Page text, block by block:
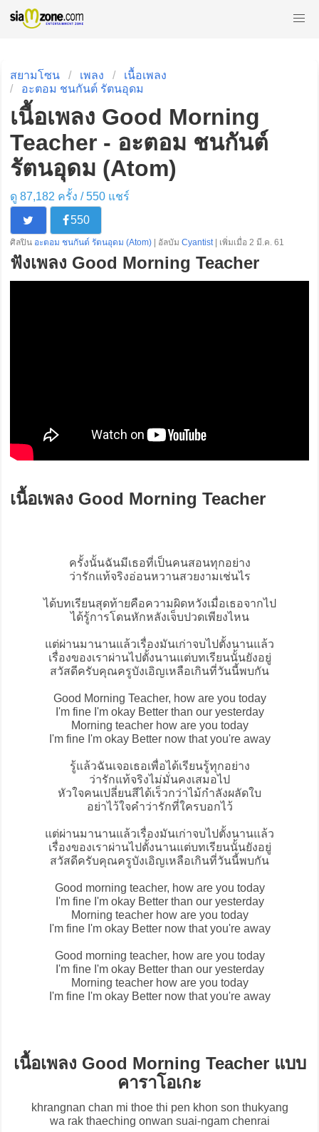
สยามโซน เพลง
เนื้อเพลง
อะตอม ชนกันต์ รัตนอุดม
เนื้อเพลง Good Morning
Teacher - อะตอม ชนกันต์
รัตนอุดม (Atom)
ดู 87,182 ครั้ง /550แชร์
550
ศิลปิน อะตอม ชนกันต์ รัตนอุดม (Atom) | อัลบัม Cyantist | เพิ่มเมื่อ 2 มี.ค. 61
ฟังเพลง Good Morning Teacher
เนื้อเพลง Good Morning Teacher
ครั้งนั้นฉันมีเธอที่เป็นคนสอนทุกอย่าง
ว่ารักแท้จริงอ่อนหวานสวยงามเช่นไร
ได้บทเรียนสุดท้ายคือความผิดหวังเมื่อเธอจากไป
ได้รู้การโดนหักหลังเจ็บปวดเพียงไหน
แต่ผ่านมานานแล้วเรื่องมันเก่าจบไปตั้งนานแล้ว
เรื่องของเราผ่านไปตั้งนานแต่บทเรียนนั้นยังอยู่
สวัสดีครับคุณครูบังเอิญเหลือเกินที่วันนี้พบกัน
Good Morning Teacher, how are you today
I'm fine I'm okay Better than our yesterday
Morning teacher how are you today
I'm fine I'm okay Better now that you're away
รู้แล้วฉันเจอเธอเพื่อได้เรียนรู้ทุกอย่าง
ว่ารักแท้จริงไม่มั่นคงเสมอไป
หัวใจคนเปลี่ยนสีได้เร็วกว่าไม้กำลังผลัดใบ
อย่าไว้ใจคำว่ารักที่ใครบอกไว้
แต่ผ่านมานานแล้วเรื่องมันเก่าจบไปตั้งนานแล้ว
เรื่องของเราผ่านไปตั้งนานแต่บทเรียนนั้นยังอยู่
สวัสดีครับคุณครูบังเอิญเหลือเกินที่วันนี้พบกัน
Good morning teacher, how are you today
I'm fine I'm okay Better than our yesterday
Morning teacher how are you today
I'm fine I'm okay Better now that you're away
Good morning teacher, how are you today
I'm fine I'm okay Better than our yesterday
Morning teacher how are you today
I'm fine I'm okay Better now that you're away
เนื้อเพลง Good Morning Teacher แบบ
คาราโอเกะ
khrangnan chan mi thoe thi pen khon son thukyang
wa rak thaeching onwan suai-ngam chenrai